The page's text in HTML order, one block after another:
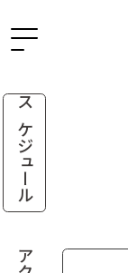
スケジュール